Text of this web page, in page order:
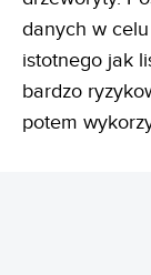
danych w
istotnego jak
bardzo
potem